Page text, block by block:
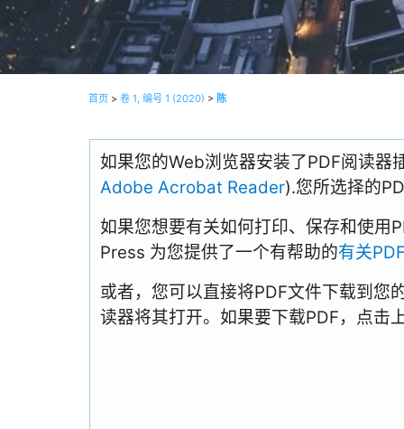
首页 > 卷 1, 编号 1 (2020) > 陈
如果您的Web浏览器安装了PDF阅读器
Adobe Acrobat Reader).您所选择的
如果您想要有关如何打印、保存和使用
Press 为您提供了一个有帮助的有关
或者，您可以直接将PDF文件下载到您
读器将其打开。如果要下载PDF，点击